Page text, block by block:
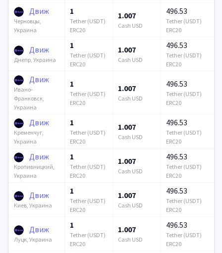
Движ
Черновцы,
Украина
1
Tether (USDT)
ERC20
1.007
Cash USD
496.53
Tether (USDT)
ERC20
Движ
Днепр, Украина
1
Tether (USDT)
ERC20
1.007
Cash USD
496.53
Tether (USDT)
ERC20
Движ
Ивано-
Франковск,
Украина
1
Tether (USDT)
ERC20
1.007
Cash USD
496.53
Tether (USDT)
ERC20
Движ
Кременчуг,
Украина
1
Tether (USDT)
ERC20
1.007
Cash USD
496.53
Tether (USDT)
ERC20
Движ
Кропивницкий,
Украина
1
Tether (USDT)
ERC20
1.007
Cash USD
496.53
Tether (USDT)
ERC20
Движ
Киев, Украина
1
Tether (USDT)
ERC20
1.007
Cash USD
496.53
Tether (USDT)
ERC20
Движ
Луцк, Украина
1
Tether (USDT)
ERC20
1.007
Cash USD
496.53
Tether (USDT)
ERC20